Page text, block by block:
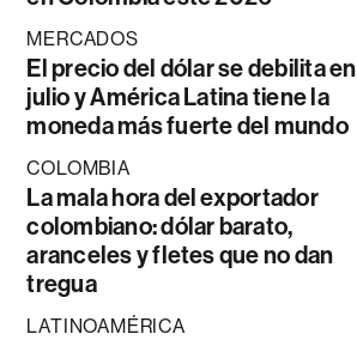
MERCADOS
El precio del dólar se debilita en
julio y América Latina tiene la
moneda más fuerte del mundo
COLOMBIA
La mala hora del exportador
colombiano: dólar barato,
aranceles y fletes que no dan
tregua
LATINOAMÉRICA